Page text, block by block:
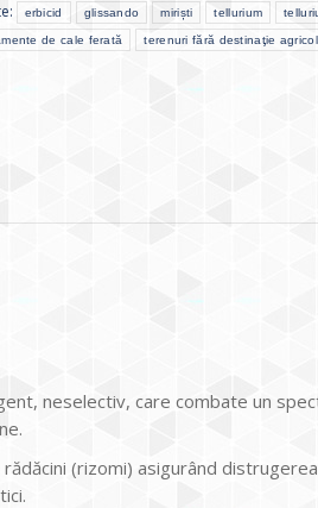
erbicid glissando miriști tellurium
de cale ferată terenuri fără destinaţie
neselectiv, care combate un
(rizomi) asigurând